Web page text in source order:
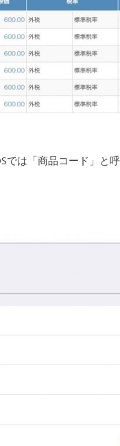
では「商品コード」と